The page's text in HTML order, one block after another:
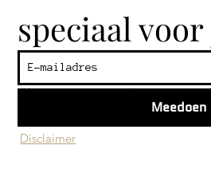
Algemene voorwaarden
Klantenservice
Disclaimer
speciaal
Meedoen